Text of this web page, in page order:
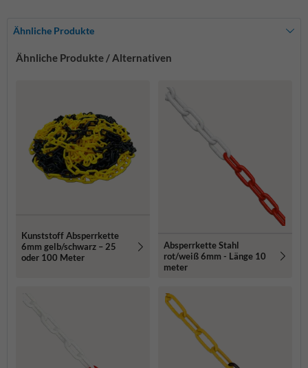
Ähnliche Produkte
Ähnliche Produkte / Alternativen
Kunststoff Absperrkette
6mm gelb/schwarz – 25
oder 100 Meter
Absperrkette Stahl
rot/weiß 6mm - Länge 10
meter